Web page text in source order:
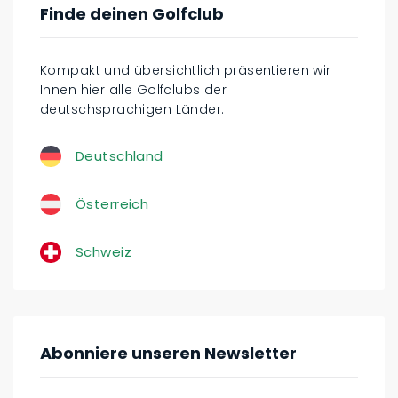
Finde deinen Golfclub
Kompakt und übersichtlich präsentieren wir
Ihnen hier alle Golfclubs der
deutschsprachigen Länder.
Deutschland
Österreich
Schweiz
Abonniere unseren Newsletter